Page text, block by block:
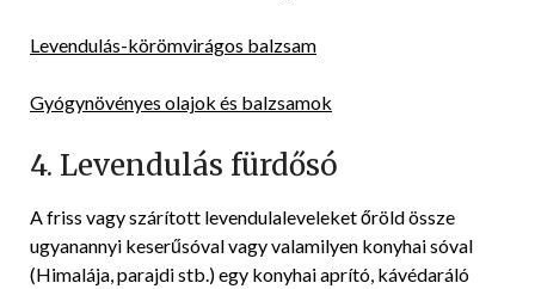
Levendulás-körömvirágos balzsam
Gyógynövényes olajok és balzsamok
4. Levendulás fürdősó
A friss vagy szárított levendulaleveleket őröld össze
ugyanannyi keserűsóval vagy valamilyen konyhai sóval
(Himalája, parajdi stb.) egy konyhai aprító, kávédaráló